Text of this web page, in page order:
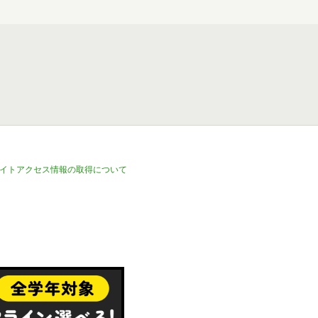
トアクセス情報の取得について